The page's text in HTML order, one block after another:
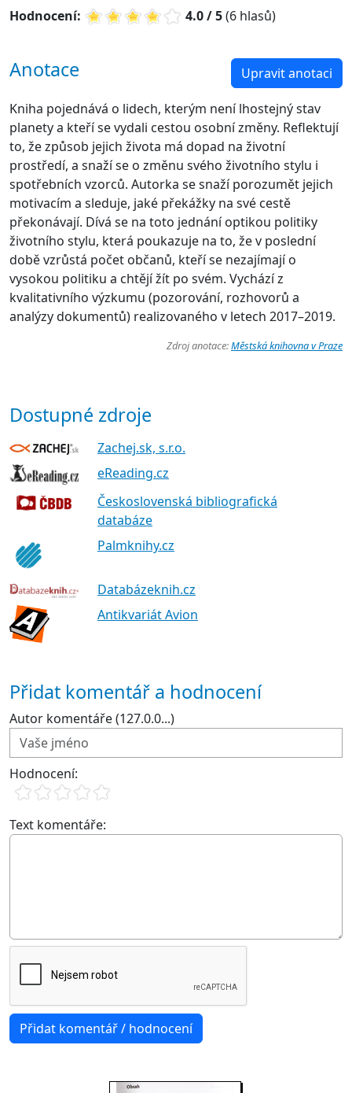
Hodnocení: 4.0 / 5(6 hlasů)
Anotace Upravit anotaci
Kniha pojednává o lidech, kterým není lhostejný stav
planety a kteří se vydali cestou osobní změny. Reflektují
to, že způsob jejich života má dopad na životní
prostředí, a snaží se o změnu svého životního stylu i
spotřebních vzorců. Autorka se snaží porozumět jejich
motivacím a sleduje, jaké překážky na své cestě
překonávají. Dívá se na toto jednání optikou politiky
životního stylu, která poukazuje na to, že v poslední
době vzrůstá počet občanů, kteří se nezajímají o
vysokou politiku a chtějí žít po svém. Vychází z
kvalitativního výzkumu (pozorování, rozhovorů a
analýzy dokumentů) realizovaného v letech 2017–2019.
Zdroj anotace:Městská knihovna v Praze
Dostupné zdroje
Zachej.sk, s.r.o.
eReading.cz
Československá bibliografická
databáze
Palmknihy.cz
Databázeknih.cz
Antikvariát Avion
Přidat komentář a hodnocení
Autor komentáře (127.0.0...)
Hodnocení:
Text komentáře: